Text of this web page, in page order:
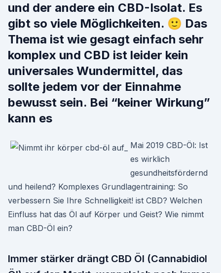
und der andere ein CBD-Isolat. Es
gibt so viele Möglichkeiten. 🙂 Das
Thema ist wie gesagt einfach sehr
komplex und CBD ist leider kein
universales Wundermittel, das
sollte jedem vor der Einnahme
bewusst sein. Bei “keiner Wirkung”
kann es
Mai 2019 CBD-Öl: Ist
es wirklich
gesundheitsfördernd
und heilend? Komplexes Grundlagentraining: So
verbessern Sie Ihre Schnelligkeit! ist CBD? Welchen
Einfluss hat das Öl auf Körper und Geist? Wie nimmt
man CBD-Öl ein?
Immer stärker drängt CBD Öl (Cannabidiol